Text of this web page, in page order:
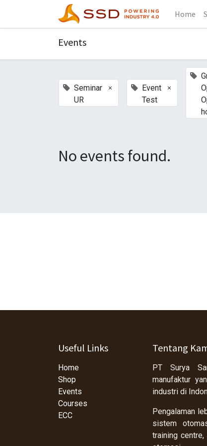
Home
Events
Seminar
UR
×
Event
Test
×
No events found.
Useful Links
Home
Shop
Events
Courses
ECC
Tentang
PT Surya
manufaktur
industri di
Pengalaman
sistem
training